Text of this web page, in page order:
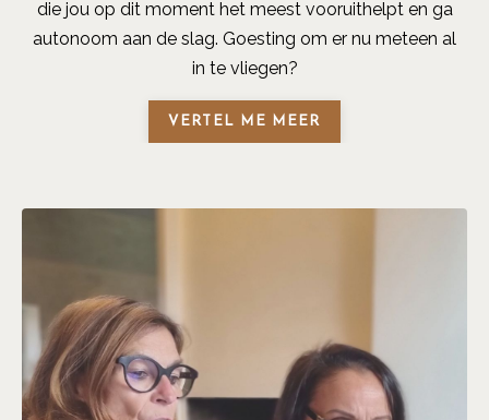
die jou op dit moment het meest vooruithelpt en ga
autonoom aan de slag. Goesting om er nu meteen al
in te vliegen?
VERTEL ME MEER